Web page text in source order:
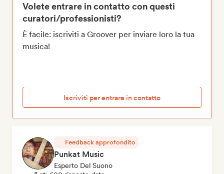
Volete entrare in contatto con questi
curatori/professionisti?
È facile: iscriviti a Groover per inviare loro la tua
musica!
Iscriviti per entrare in contatto
Feedback approfondito
Punkat Music
Esperto Del Suono